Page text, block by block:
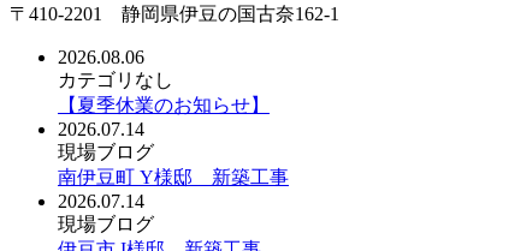
〒410-2201 静岡県伊豆の国古奈162-1
2026.08.06
カテゴリなし
【夏季休業のお知らせ】
2026.07.14
現場ブログ
南伊豆町 Y様邸 新築工事
2026.07.14
現場ブログ